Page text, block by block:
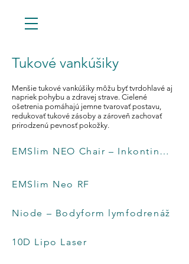
Tukové vankúšiky
Menšie tukové vankúšiky môžu byť tvrdohlavé aj
napriek pohybu a zdravej strave. Cielené
ošetrenia pomáhajú jemne tvarovať postavu,
redukovať tukové zásoby a zároveň zachovať
prirodzenú pevnosť pokožky.
EMSlim NEO Chair – Inkontinenčná
stolička EMSlim NEO Chair – Inkontinenčná stolička
EMSlim Neo RF
EMSlim Neo RF
Niode – Bodyform lymfodrenáž
Niode – Bodyform lymfodrenáž
10D Lipo Laser
10D Lipo Laser